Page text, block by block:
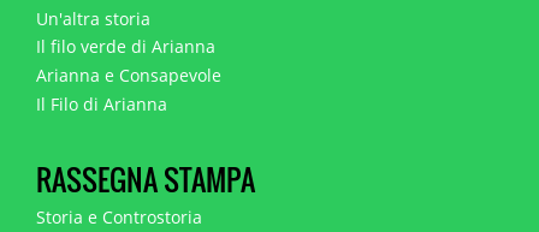
Un'altra storia
Il filo verde di Arianna
Arianna e Consapevole
Il Filo di Arianna
RASSEGNA STAMPA
Storia e Controstoria